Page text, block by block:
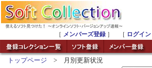
［ メンバーズ登録 ］ ［ ログイン
トップページ > 月別更新状況